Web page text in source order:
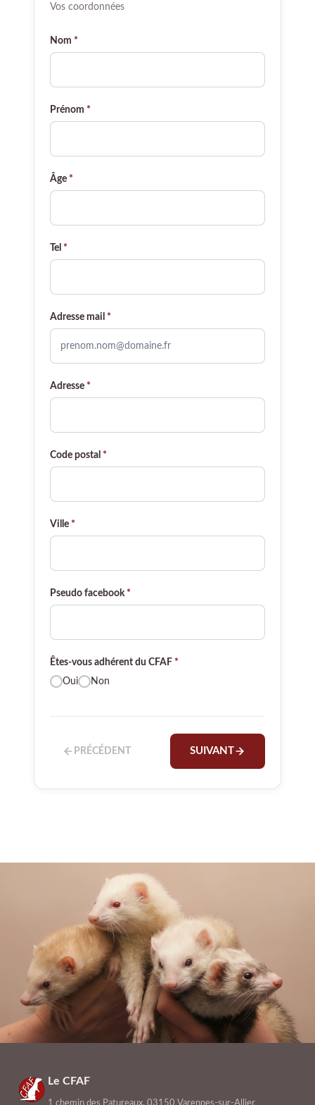
Vos coordonnées
Nom *
Prénom *
Âge *
Tel *
Adresse mail *
Adresse *
Code postal *
Ville *
Pseudo facebook *
Êtes-vous adhérent du CFAF *
Oui Non
PRÉCÉDENT SUIVANT
Le CFAF